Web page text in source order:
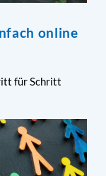
online
für Schritt